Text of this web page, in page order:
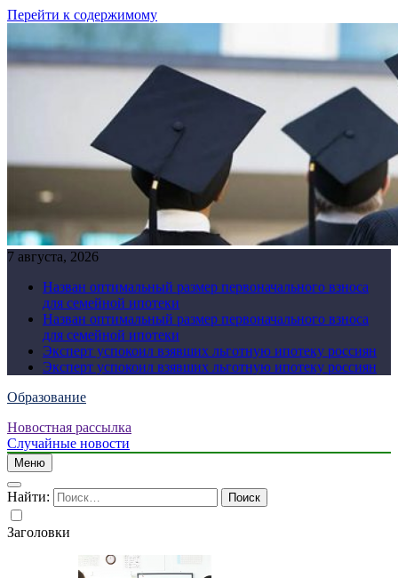
Перейти к содержимому
7 августа, 2026
Назван оптимальный размер первоначального взноса
для семейной ипотеки
Назван оптимальный размер первоначального взноса
для семейной ипотеки
Эксперт успокоил взявших льготную ипотеку россиян
Эксперт успокоил взявших льготную ипотеку россиян
Образование
Новостная рассылка
Случайные новости
Меню
Найти:
Заголовки